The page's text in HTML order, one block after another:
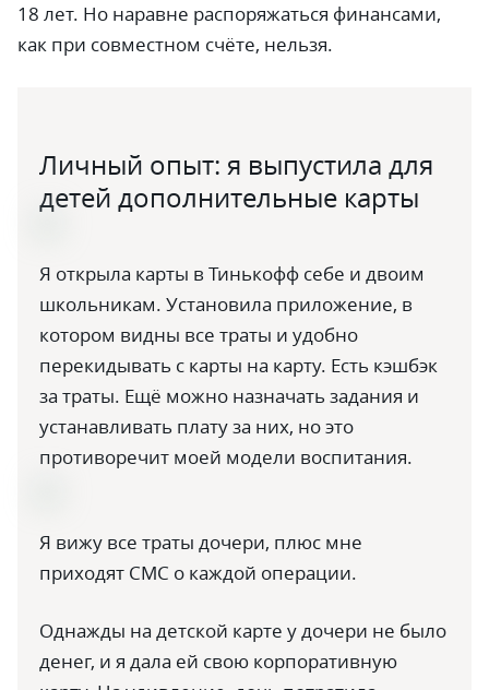
18 лет. Но наравне распоряжаться финансами,
как при совместном счёте, нельзя.
Личный опыт: я выпустила для
детей дополнительные карты
Я открыла карты в Тинькофф себе и двоим
школьникам. Установила приложение, в
котором видны все траты и удобно
перекидывать с карты на карту. Есть кэшбэк
за траты. Ещё можно назначать задания и
устанавливать плату за них, но это
противоречит моей модели воспитания.
Я вижу все траты дочери, плюс мне
приходят СМС о каждой операции.
Однажды на детской карте у дочери не было
денег, и я дала ей свою корпоративную